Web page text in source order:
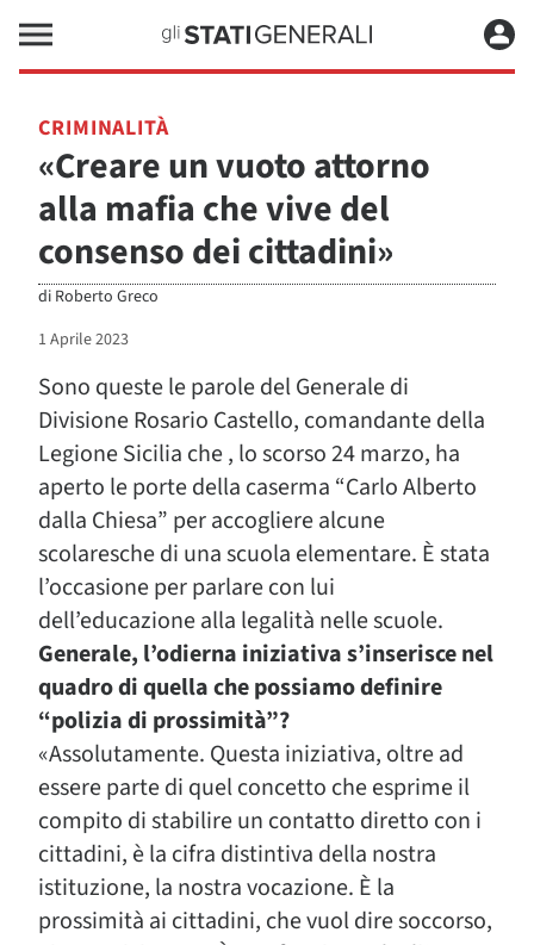
CRIMINALITÀ
«Creare un vuoto attorno
alla mafia che vive del
consenso dei cittadini»
di Roberto Greco
1 Aprile 2023
Sono queste le parole del Generale di
Divisione Rosario Castello, comandante della
Legione Sicilia che , lo scorso 24 marzo, ha
aperto le porte della caserma “Carlo Alberto
dalla Chiesa” per accogliere alcune
scolaresche di una scuola elementare. È stata
l’occasione per parlare con lui
dell’educazione alla legalità nelle scuole.
Generale, l’odierna iniziativa s’inserisce nel
quadro di quella che possiamo definire
“polizia di prossimità”?
«Assolutamente. Questa iniziativa, oltre ad
essere parte di quel concetto che esprime il
compito di stabilire un contatto diretto con i
cittadini, è la cifra distintiva della nostra
istituzione, la nostra vocazione. È la
prossimità ai cittadini, che vuol dire soccorso,